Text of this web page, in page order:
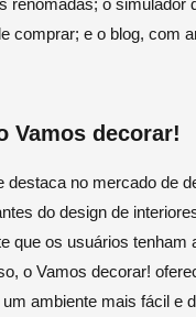
renomadas; o simulador
comprar; e o blog, com
Vamos decorar!
destaca no mercado de
do design de
que os usuários
o Vamos decorar!
ambiente mais fácil e